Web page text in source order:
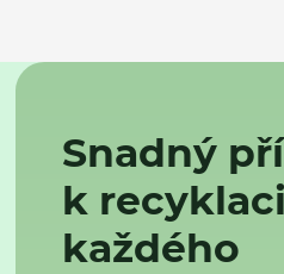
Snadný
k
každého